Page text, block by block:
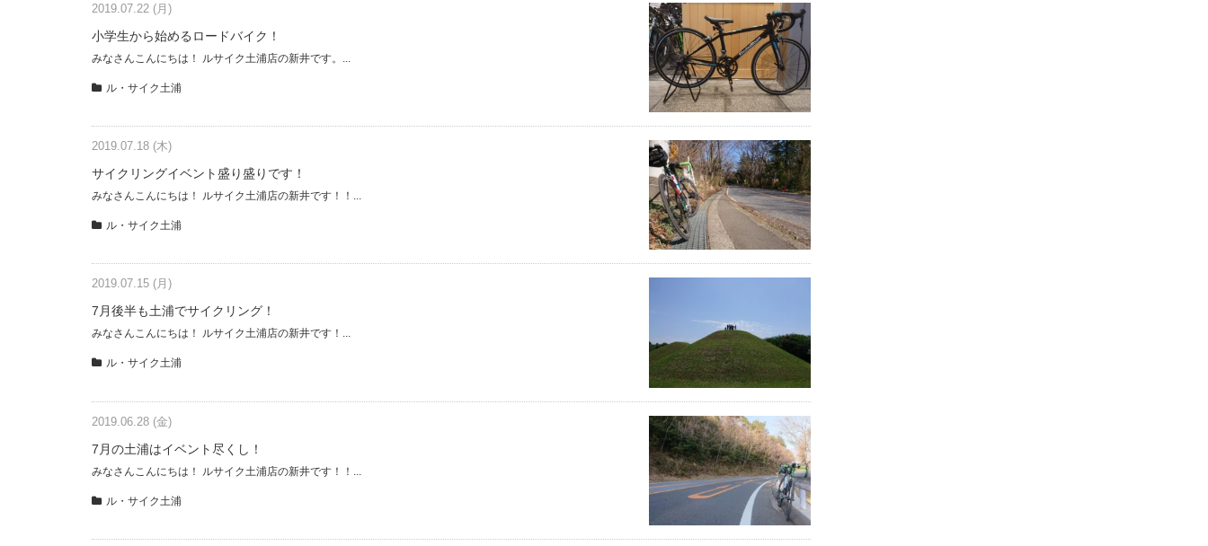
2019.07.22 (月)
小学生から始めるロードバイク！
みなさんこんにちは！ ルサイク土浦店の新井です。...
ル・サイク土浦
2019.07.18 (木)
サイクリングイベント盛り盛りです！
みなさんこんにちは！ ルサイク土浦店の新井です！！...
ル・サイク土浦
2019.07.15 (月)
7月後半も土浦でサイクリング！
みなさんこんにちは！ ルサイク土浦店の新井です！...
ル・サイク土浦
2019.06.28 (金)
7月の土浦はイベント尽くし！
みなさんこんにちは！ ルサイク土浦店の新井です！！...
ル・サイク土浦